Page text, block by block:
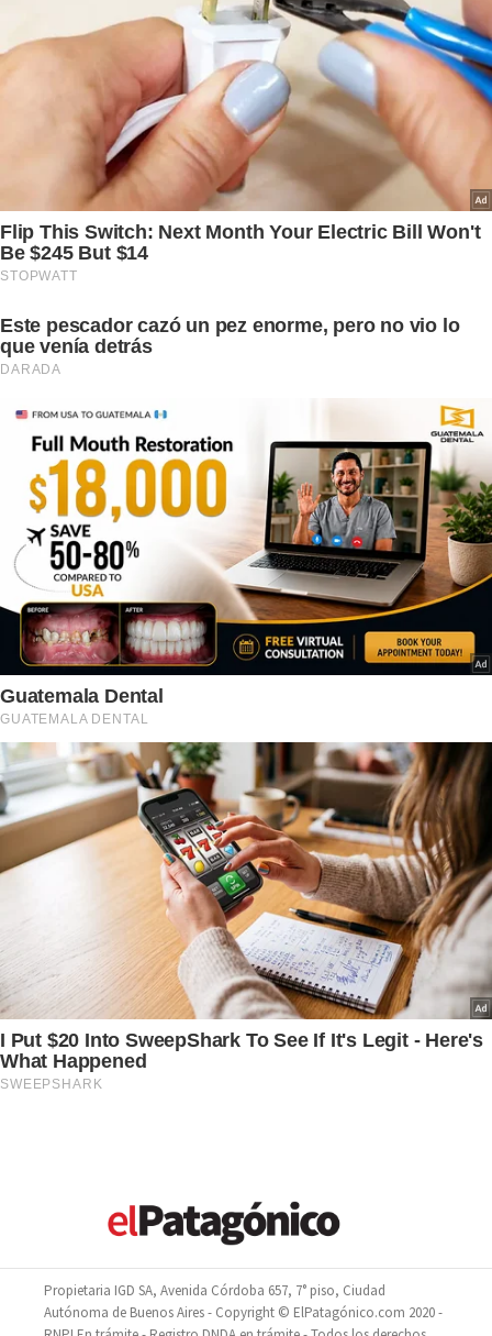
Propietaria IGD SA, Avenida Córdoba 657, 7° piso, Ciudad
Autónoma de Buenos Aires - Copyright © ElPatagónico.com 2020 -